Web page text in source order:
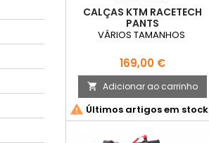
CALÇAS KTM RACETECH
PANTS
VÁRIOS TAMANHOS
Preço
169,00 €
 Adicionar ao carrinho
 Últimos artigos em stock